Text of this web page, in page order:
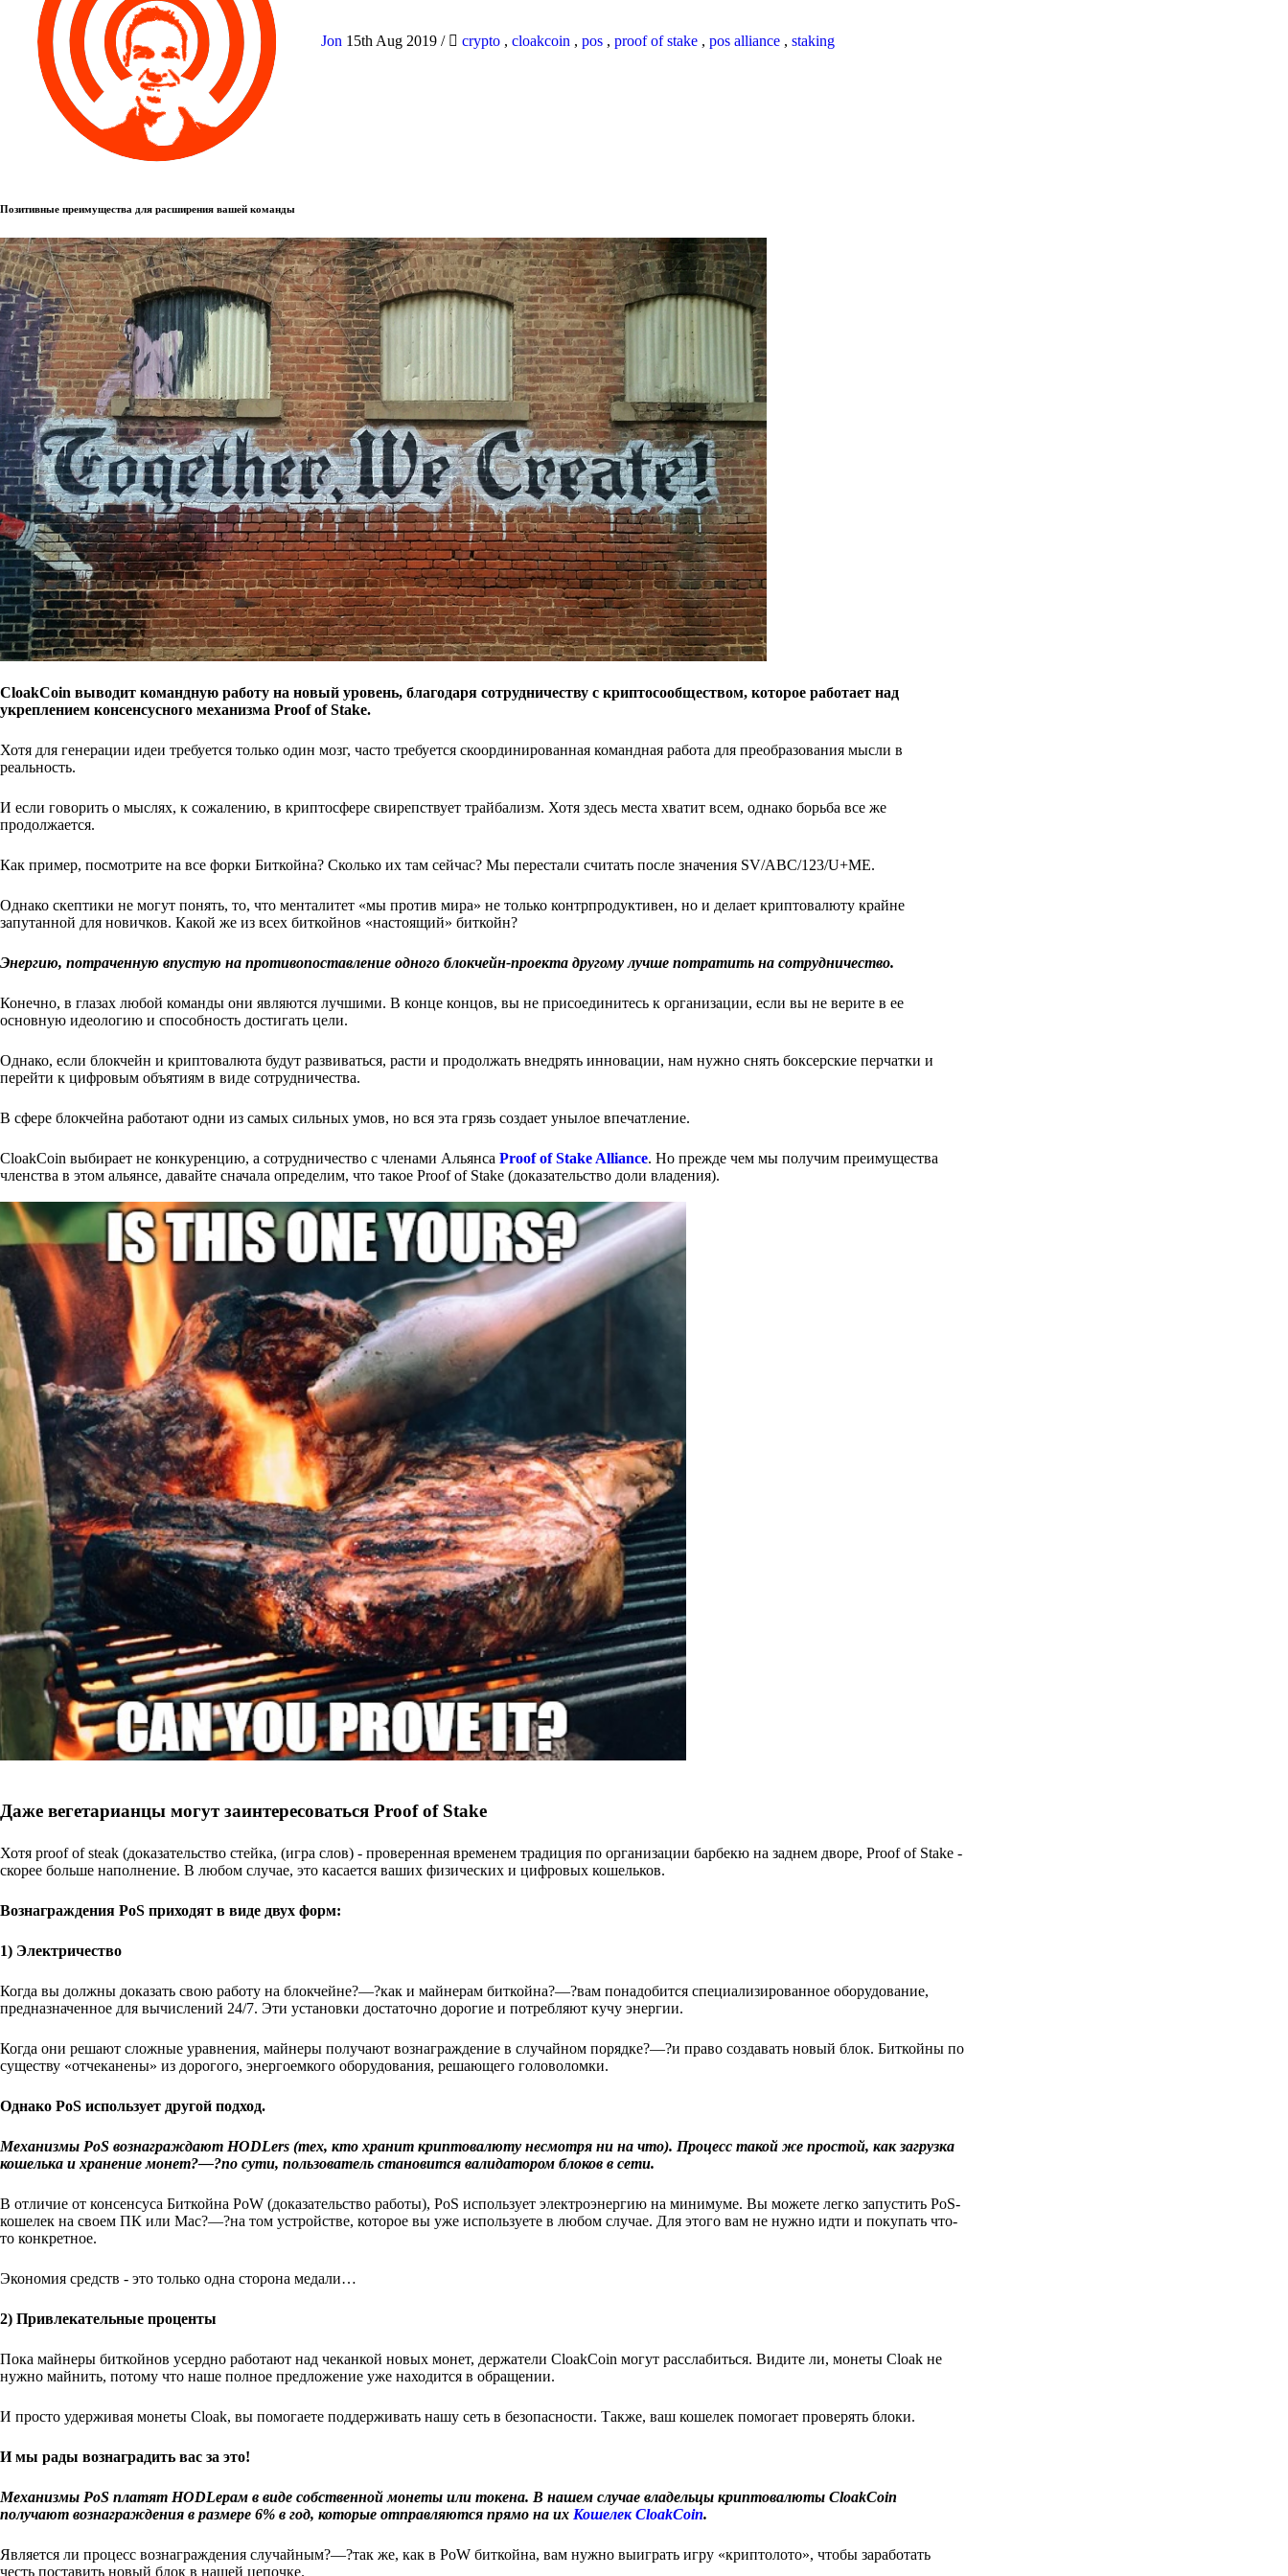
Jon 15th Aug 2019 / crypto , cloakcoin , pos , proof of stake , pos alliance , staking
Позитивные преимущества для расширения вашей команды
CloakCoin выводит командную работу на новый уровень, благодаря сотрудничеству с криптосообществом, которое работает над
укреплением консенсусного механизма Proof of Stake.
Хотя для генерации идеи требуется только один мозг, часто требуется скоординированная командная работа для преобразования мысли в
реальность.
И если говорить о мыслях, к сожалению, в криптосфере свирепствует трайбализм. Хотя здесь места хватит всем, однако борьба все же
продолжается.
Как пример, посмотрите на все форки Биткойна? Сколько их там сейчас? Мы перестали считать после значения SV/ABC/123/U+ME.
Однако скептики не могут понять, то, что менталитет «мы против мира» не только контрпродуктивен, но и делает криптовалюту крайне
запутанной для новичков. Какой же из всех биткойнов «настоящий» биткойн?
Энергию, потраченную впустую на противопоставление одного блокчейн-проекта другому лучше потратить на сотрудничество.
Конечно, в глазах любой команды они являются лучшими. В конце концов, вы не присоединитесь к организации, если вы не верите в ее
основную идеологию и способность достигать цели.
Однако, если блокчейн и криптовалюта будут развиваться, расти и продолжать внедрять инновации, нам нужно снять боксерские перчатки и
перейти к цифровым объятиям в виде сотрудничества.
В сфере блокчейна работают одни из самых сильных умов, но вся эта грязь создает унылое впечатление.
CloakCoin выбирает не конкуренцию, а сотрудничество с членами Альянса Proof of Stake Alliance. Но прежде чем мы получим преимущества
членства в этом альянсе, давайте сначала определим, что такое Proof of Stake (доказательство доли владения).
Даже вегетарианцы могут заинтересоваться Proof of Stake
Хотя proof of steak (доказательство стейка, (игра слов) - проверенная временем традиция по организации барбекю на заднем дворе, Proof of Stake -
скорее больше наполнение. В любом случае, это касается ваших физических и цифровых кошельков.
Вознаграждения PoS приходят в виде двух форм:
1) Электричество
Когда вы должны доказать свою работу на блокчейне?—?как и майнерам биткойна?—?вам понадобится специализированное оборудование,
предназначенное для вычислений 24/7. Эти установки достаточно дорогие и потребляют кучу энергии.
Когда они решают сложные уравнения, майнеры получают вознаграждение в случайном порядке?—?и право создавать новый блок. Биткойны по
существу «отчеканены» из дорогого, энергоемкого оборудования, решающего головоломки.
Однако PoS использует другой подход.
Механизмы PoS вознаграждают HODLers (тех, кто хранит криптовалюту несмотря ни на что). Процесс такой же простой, как загрузка
кошелька и хранение монет?—?по сути, пользователь становится валидатором блоков в сети.
В отличие от консенсуса Биткойна PoW (доказательство работы), PoS использует электроэнергию на минимуме. Вы можете легко запустить PoS-
кошелек на своем ПК или Mac?—?на том устройстве, которое вы уже используете в любом случае. Для этого вам не нужно идти и покупать что-
то конкретное.
Экономия средств - это только одна сторона медали…
2) Привлекательные проценты
Пока майнеры биткойнов усердно работают над чеканкой новых монет, держатели CloakCoin могут расслабиться. Видите ли, монеты Cloak не
нужно майнить, потому что наше полное предложение уже находится в обращении.
И просто удерживая монеты Cloak, вы помогаете поддерживать нашу сеть в безопасности. Также, ваш кошелек помогает проверять блоки.
И мы рады вознаградить вас за это!
Механизмы PoS платят HODLерам в виде собственной монеты или токена. В нашем случае владельцы криптовалюты CloakCoin
получают вознаграждения в размере 6% в год, которые отправляются прямо на их Кошелек CloakCoin.
Является ли процесс вознаграждения случайным?—?так же, как в PoW биткойна, вам нужно выиграть игру «криптолото», чтобы заработать
честь поставить новый блок в нашей цепочке.